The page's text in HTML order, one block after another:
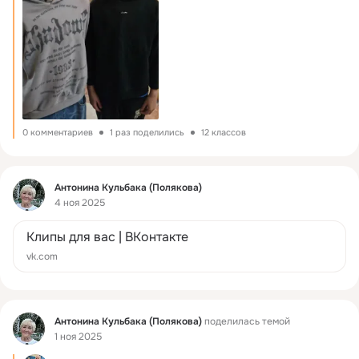
0 комментариев 1 раз поделились 12 классов
Фид
Антонина Кульбака (Полякова)
4 ноя 2025
Клипы для вас | ВКонтакте
vk.com
Фид Антонина Кульбака (Полякова)поделилась темой
1 ноя 2025